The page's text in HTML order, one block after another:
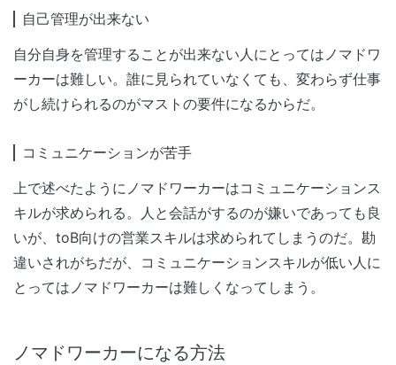
自己管理が出来ない
自分自身を管理することが出来ない人にとってはノマドワ
ーカーは難しい。誰に見られていなくても、変わらず仕事
がし続けられるのがマストの要件になるからだ。
コミュニケーションが苦手
上で述べたようにノマドワーカーはコミュニケーションス
キルが求められる。人と会話がするのが嫌いであっても良
いが、toB向けの営業スキルは求められてしまうのだ。勘
違いされがちだが、コミュニケーションスキルが低い人に
とってはノマドワーカーは難しくなってしまう。
ノマドワーカーになる方法